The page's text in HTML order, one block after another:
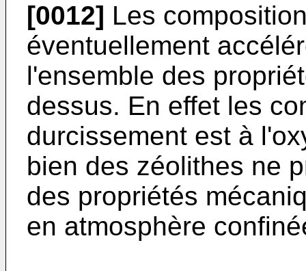
[0012] Les
éventuellement
l'ensemble des
dessus. En effet les
durcissement est à
bien des zéolithes ne
des propriétés
en atmosphère